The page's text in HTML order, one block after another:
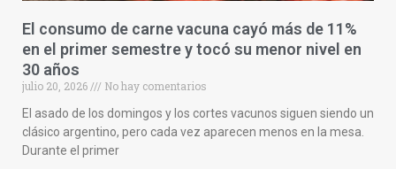
El consumo de carne vacuna cayó más de 11%
en el primer semestre y tocó su menor nivel en
30 años
julio 20, 2026
No hay comentarios
El asado de los domingos y los cortes vacunos siguen siendo un
clásico argentino, pero cada vez aparecen menos en la mesa.
Durante el primer